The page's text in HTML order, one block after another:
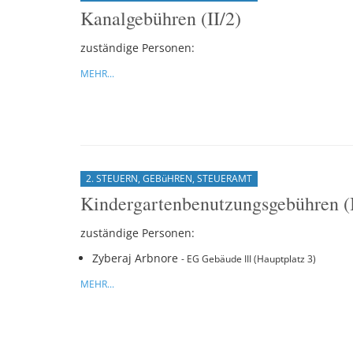
Kanalgebühren (II/2)
zuständige Personen:
MEHR...
2. STEUERN, GEBüHREN, STEUERAMT
Kindergartenbenutzungsgebühren
zuständige Personen:
Zyberaj Arbnore - EG Gebäude III (Hauptplatz 3)
MEHR...